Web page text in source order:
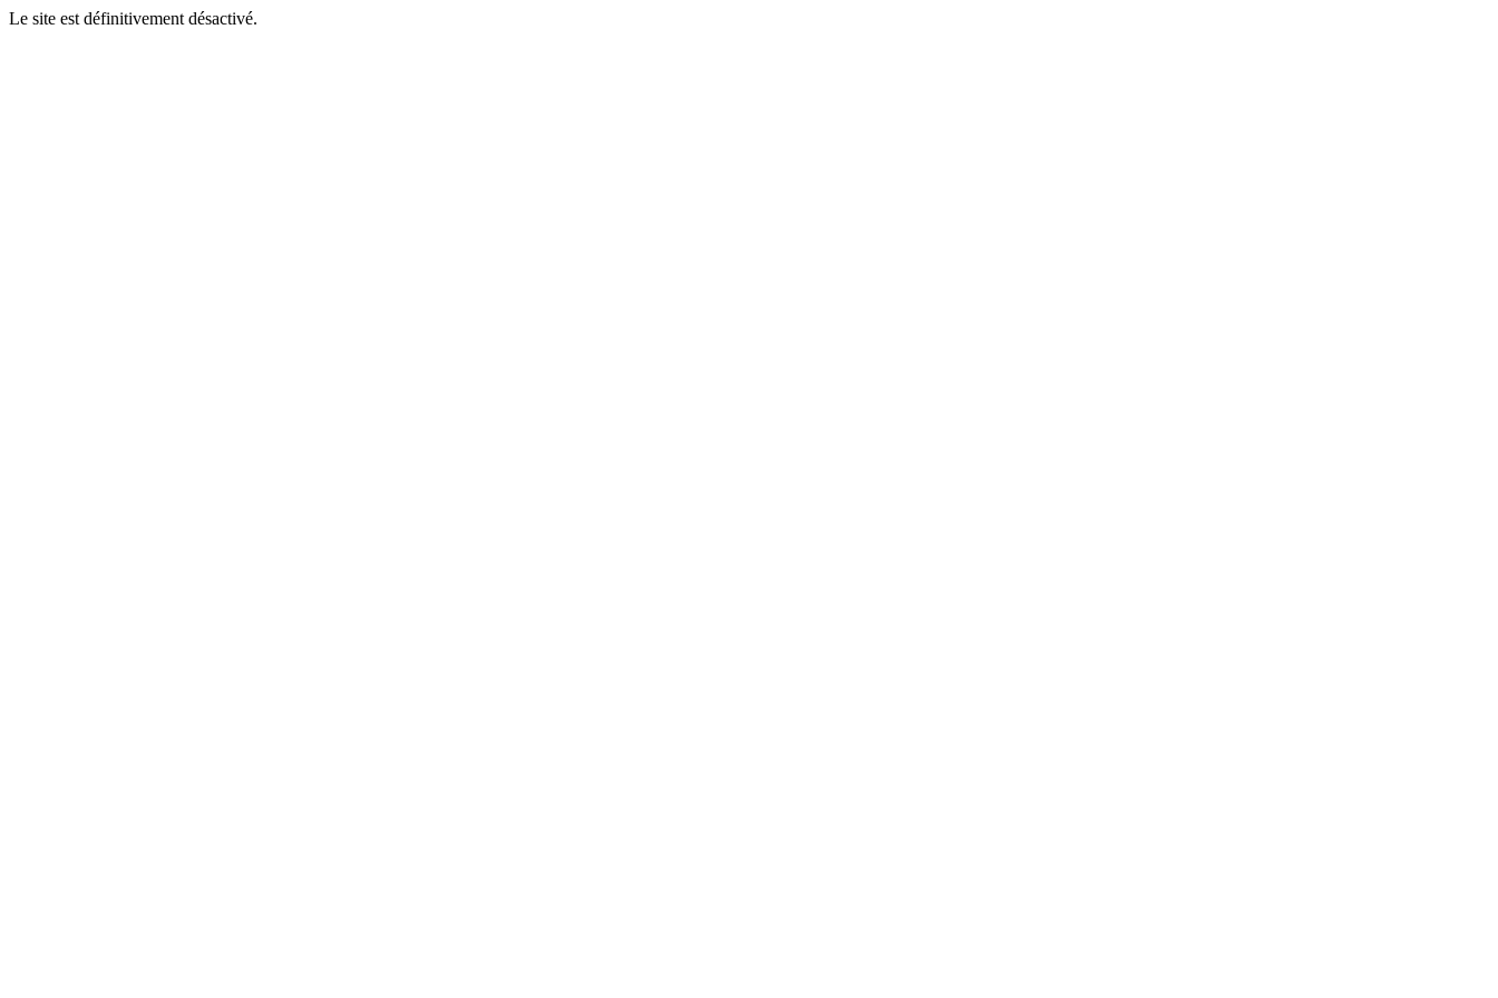
Le site est définitivement désactivé.